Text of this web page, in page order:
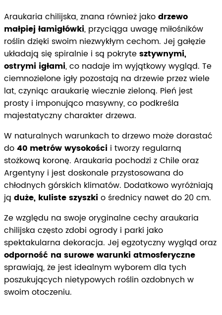
Araukaria chilijska, znana również jakodrzewo
małpiej łamigłówki, przyciąga uwagę miłośników
roślin dzięki swoim niezwykłym cechom. Jej gałęzie
układają się spiralnie i są pokrytesztywnymi,
ostrymi igłami, co nadaje im wyjątkowy wygląd. Te
ciemnozielone igły pozostają na drzewie przez wiele
lat, czyniąc araukarię wiecznie zieloną. Pień jest
prosty i imponująco masywny, co podkreśla
majestatyczny charakter drzewa.
W naturalnych warunkach to drzewo może dorastać
do40 metrów wysokości i tworzy regularną
stożkową koronę. Araukaria pochodzi z Chile oraz
Argentyny i jest doskonale przystosowana do
chłodnych górskich klimatów. Dodatkowo wyróżniają
ją duże, kuliste szyszkio średnicy nawet do 20 cm.
Ze względu na swoje oryginalne cechy araukaria
chilijska często zdobi ogrody i parki jako
spektakularna dekoracja. Jej egzotyczny wygląd oraz
odporność na surowe warunki atmosferyczne
sprawiają, że jest idealnym wyborem dla tych
poszukujących nietypowych roślin ozdobnych w
swoim otoczeniu.